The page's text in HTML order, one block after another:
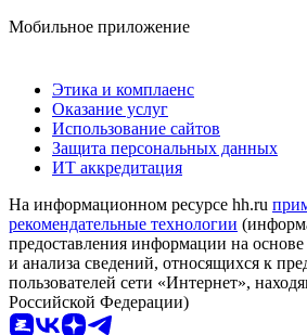
Мобильное приложение
Этика и комплаенс
Оказание услуг
Использование сайтов
Защита персональных данных
ИТ аккредитация
На информационном ресурсе hh.ru
рекомендательные технологии
предоставления информации на основе
и анализа сведений, относящихся к
пользователей сети «Интернет»,
Российской Федерации)